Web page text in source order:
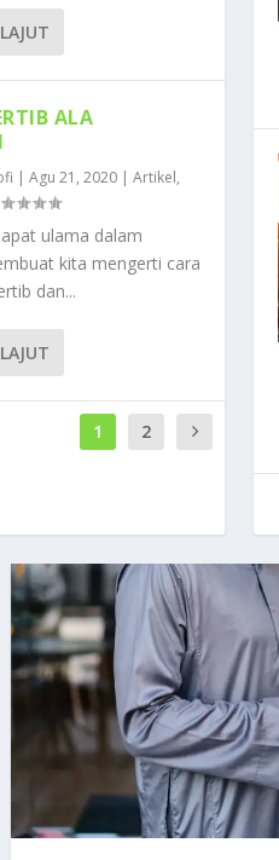
ALA
| Agu 21, 2020| Artikel,
ulama dalam
kita mengerti cara
dan...
1 2